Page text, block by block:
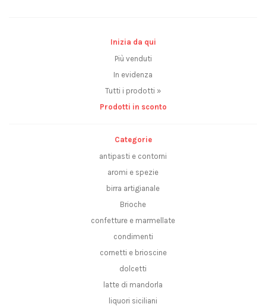
Inizia da qui
Più venduti
In evidenza
Tutti i prodotti »
Prodotti in sconto
Categorie
antipasti e contorni
aromi e spezie
birra artigianale
Brioche
confetture e marmellate
condimenti
cornetti e brioscine
dolcetti
latte di mandorla
liquori siciliani